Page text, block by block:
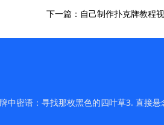
下一篇：自己制作扑克牌教程
密语：寻找那枚黑色的四叶草3. 直接悬